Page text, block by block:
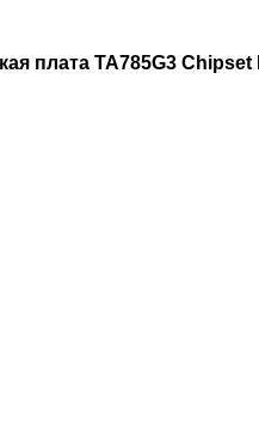
плата TA785G3 Chipset